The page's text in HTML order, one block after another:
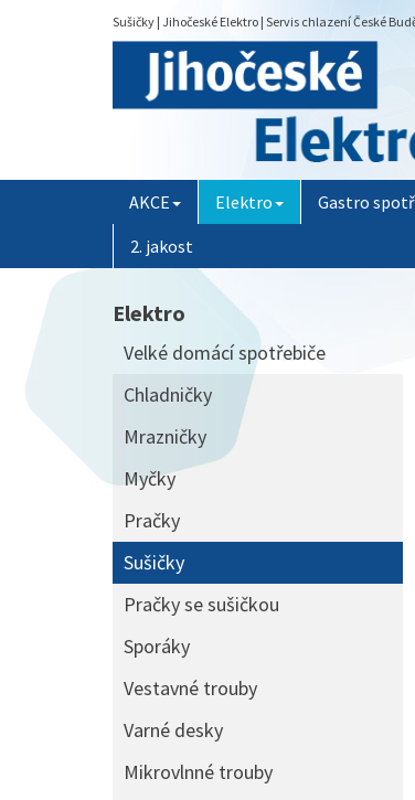
Sušičky | Jihočeské Elektro | Servis chlazení České
AKCE Elektro Gastro
2. jakost
Elektro
Velké domácí spotřebiče
Chladničky
Mrazničky
Myčky
Pračky
Sušičky
Pračky se sušičkou
Sporáky
Vestavné trouby
Varné desky
Mikrovlnné trouby